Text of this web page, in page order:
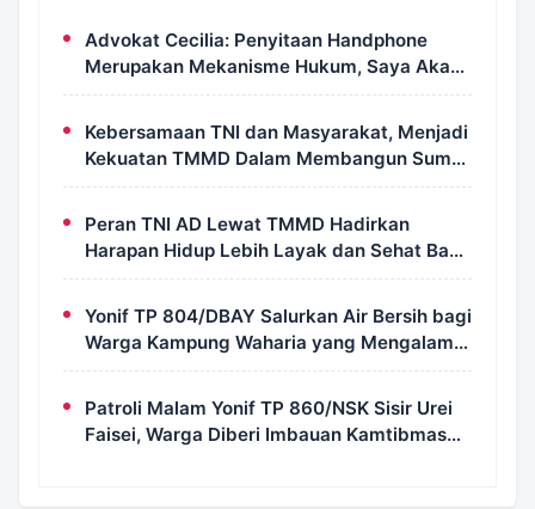
Advokat Cecilia: Penyitaan Handphone
Merupakan Mekanisme Hukum, Saya Akan
Kooperatif Apabila Diminta Penyidik dan
Kebersamaan TNI dan Masyarakat, Menjadi
Kekuatan TMMD Dalam Membangun Sumur
Galian di Wanam
Peran TNI AD Lewat TMMD Hadirkan
Harapan Hidup Lebih Layak dan Sehat Bagi
Warga Kampung Wanam
Yonif TP 804/DBAY Salurkan Air Bersih bagi
Warga Kampung Waharia yang Mengalami
Krisis Air
Patroli Malam Yonif TP 860/NSK Sisir Urei
Faisei, Warga Diberi Imbauan Kamtibmas